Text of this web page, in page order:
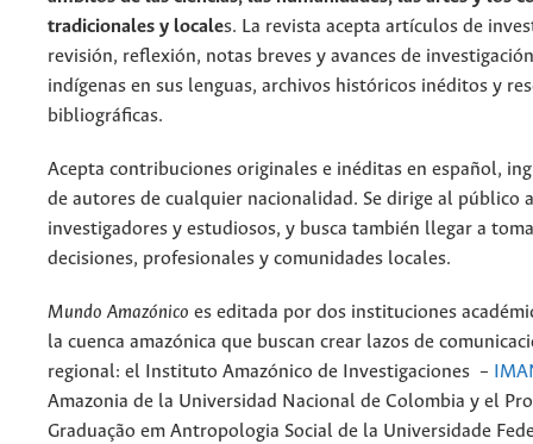
tradicionales y locales. La revista acepta artículos de
revisión, reflexión, notas breves y avances de
indígenas en sus lenguas, archivos históricos inéditos y
bibliográficas.
Acepta contribuciones originales e inéditas en español,
de autores de cualquier nacionalidad. Se dirige al público
investigadores y estudiosos, y busca también llegar a
decisiones, profesionales y comunidades locales.
Mundo Amazónico es editada por dos instituciones
la cuenca amazónica que buscan crear lazos de
regional: el Instituto Amazónico de Investigaciones –
Amazonia de la Universidad Nacional de Colombia y el
Graduação em Antropologia Social de la Universidade